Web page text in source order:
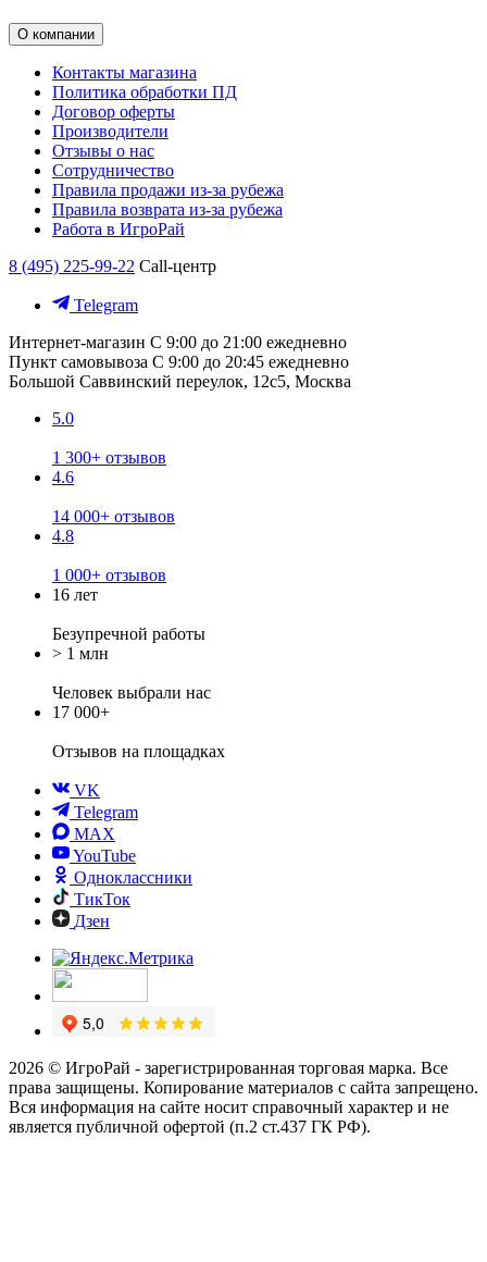
О компании
Контакты магазина
Политика обработки ПД
Договор оферты
Производители
Отзывы о нас
Сотрудничество
Правила продажи из-за рубежа
Правила возврата из-за рубежа
Работа в ИгроРай
8 (495) 225-99-22 Call-центр
Telegram
Интернет-магазин С 9:00 до 21:00 ежедневно
Пункт самовывоза С 9:00 до 20:45 ежедневно
Большой Саввинский переулок, 12с5, Москва
5.0
1 300+ отзывов
4.6
14 000+ отзывов
4.8
1 000+ отзывов
16 лет
Безупречной работы
> 1 млн
Человек выбрали нас
17 000+
Отзывов на площадках
VK
Telegram
MAX
YouTube
Одноклассники
ТикТок
Дзен
2026 © ИгроРай - зарегистрированная торговая марка. Все
права защищены. Копирование материалов с сайта запрещено.
Вся информация на сайте носит справочный характер и не
является публичной офертой (п.2 ст.437 ГК РФ).